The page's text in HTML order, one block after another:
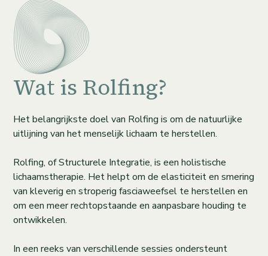
Wat is Rolfing?
Het belangrijkste doel van Rolfing is om de natuurlijke
uitlijning van het menselijk lichaam te herstellen.
Rolfing, of Structurele Integratie, is een holistische
lichaamstherapie. Het helpt om de elasticiteit en smering
van kleverig en stroperig fasciaweefsel te herstellen en
om een meer rechtopstaande en aanpasbare houding te
ontwikkelen.
In een reeks van verschillende sessies ondersteunt